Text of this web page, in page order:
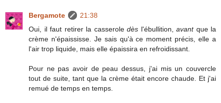
Bergamote
21:38
Oui, il faut retirer la casserole dès l'ébullition, avantque la
crème n'épaississe. Je sais qu'à ce moment précis, elle a
l'air trop liquide, mais elle épaissira en refroidissant.
Pour ne pas avoir de peau dessus, j'ai mis un couvercle
tout de suite, tant que la crème était encore chaude. Et j'ai
remué de temps en temps.